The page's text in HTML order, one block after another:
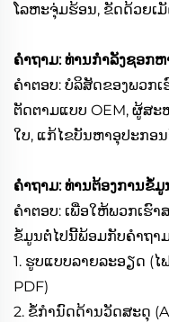
ໂລຫະຈຸ່ມຮ້ອນ, ຂັດດ້ວຍເ
ຄຳຖາມ: ທ່ານກຳລັງຊອກ
ຄຳຕອບ: ບໍລິສັດຂອງພວກ
ຕັດຕາມແບບ OEM, ຜູ້ສ
ໃບ, ແກ້ໄຂບັນຫາອຸປະກອ
ຄຳຖາມ: ທ່ານຕ້ອງການຂໍ້
ຄຳຕອບ: ເພື່ອໃຫ້ພວກເຮົ
ຂໍ້ມູນຕໍ່ໄປນີ້ພ້ອມກັບຄຳຖາ
1. ຮູບແບບລາຍລະອຽດ (ໄ
PDF)
2. ຂໍ້ກຳນົດດ້ານວັດສະດຸ